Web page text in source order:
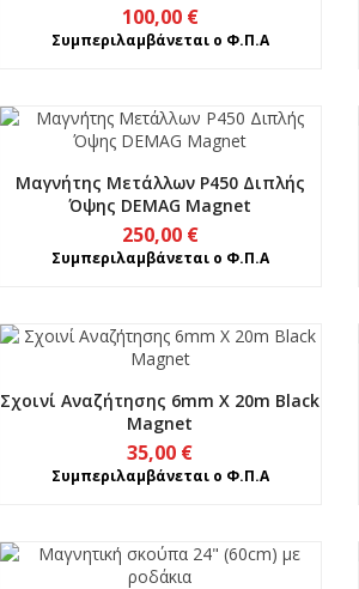
100,00 €
Συμπεριλαμβάνεται ο Φ.Π.Α
Μαγνήτης Μετάλλων P450 Διπλής
Όψης DEMAG Magnet
250,00 €
Συμπεριλαμβάνεται ο Φ.Π.Α
Σχοινί Αναζήτησης 6mm X 20m Black
Magnet
35,00 €
Συμπεριλαμβάνεται ο Φ.Π.Α